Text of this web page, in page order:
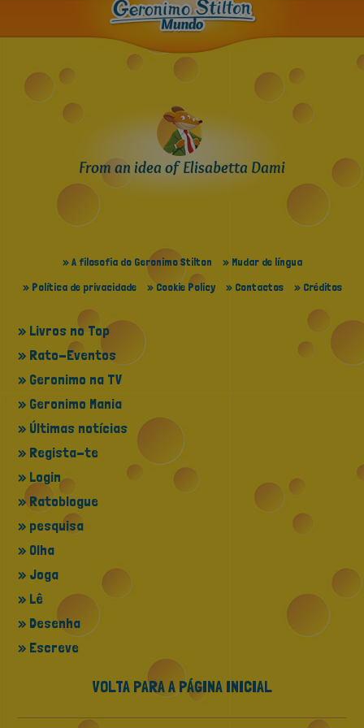
From an idea of Elisabetta Dami
» A filosofia do Geronimo Stilton
» Mudar de língua
» Política de privacidade
» Cookie Policy » Contactos » Créditos
» Livros no Top
» Rato-Eventos
» Geronimo na TV
» Geronimo Mania
» Últimas notícias
» Regista-te
» Login
» Ratoblogue
» pesquisa
» Olha
» Joga
» Lê
» Desenha
» Escreve
VOLTA PARA A PÁGINA INICIAL